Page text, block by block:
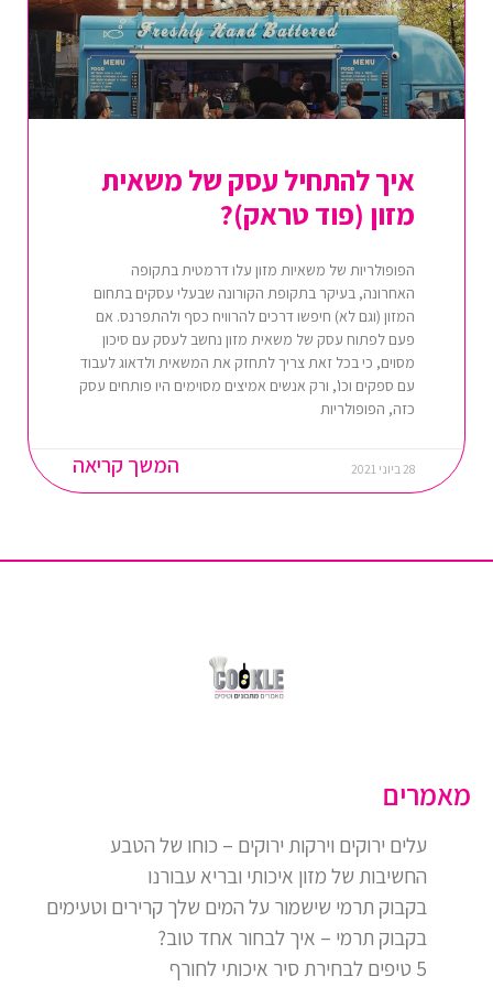
איך להתחיל עסק של משאית
מזון (פוד טראק)?
הפופולריות של משאיות מזון עלו דרמטית בתקופה
האחרונה, בעיקר בתקופת הקורונה שבעלי עסקים בתחום
המזון (וגם לא) חיפשו דרכים להרוויח כסף ולהתפרנס. אם
פעם לפתוח עסק של משאית מזון נחשב לעסק עם סיכון
מסוים, כי בכל זאת צריך לתחזק את המשאית ולדאוג לעבוד
עם ספקים וכו', ורק אנשים אמיצים מסוימים היו פותחים עסק
כזה, הפופולריות
המשך קריאה 28 ביוני 2021
מאמרים
עלים ירוקים וירקות ירוקים – כוחו של הטבע
החשיבות של מזון איכותי ובריא עבורנו
בקבוק תרמי שישמור על המים שלך קרירים וטעימים
בקבוק תרמי – איך לבחור אחד טוב?
5 טיפים לבחירת סיר איכותי לחורף